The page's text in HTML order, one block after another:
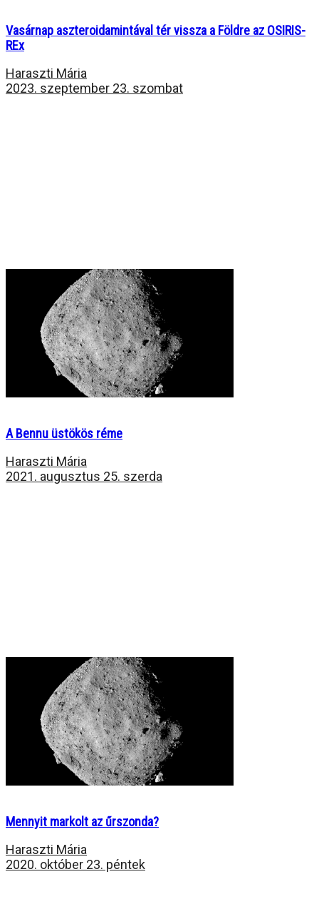
Vasárnap aszteroidamintával tér vissza a Földre az OSIRIS-
REx
Haraszti Mária
2023. szeptember 23. szombat
A Bennu üstökös réme
Haraszti Mária
2021. augusztus 25. szerda
Mennyit markolt az űrszonda?
Haraszti Mária
2020. október 23. péntek